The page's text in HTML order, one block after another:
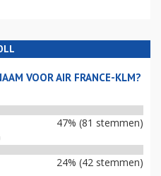
VOOR AIR FRANCE-KLM?
47% (81 stemmen)
24% (42 stemmen)